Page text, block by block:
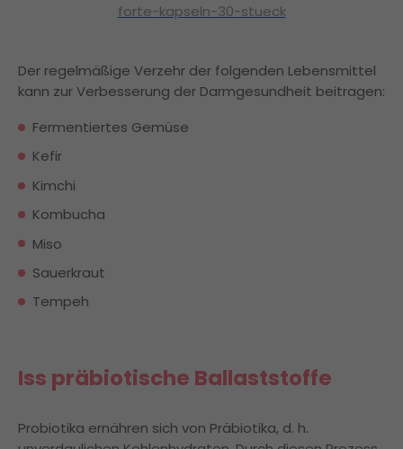
forte-kapseln-30-stueck
Der regelmäßige Verzehr der folgenden Lebensmittel
kann zur Verbesserung der Darmgesundheit beitragen:
Fermentiertes Gemüse
Kefir
Kimchi
Kombucha
Miso
Sauerkraut
Tempeh
Iss präbiotische Ballaststoffe
Probiotika ernähren sich von Präbiotika, d. h.